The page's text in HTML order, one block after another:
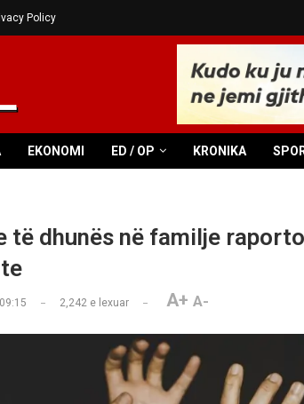
Policy
EKONOMI ED / OP KRONIKA
të dhunës në familje
2,242e lexuar A+ A-